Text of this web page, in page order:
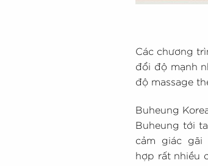
Các chương
đổi độ mạnh
độ massage
Buheung
Buheung tới
cảm giác
hợp rất nhiều